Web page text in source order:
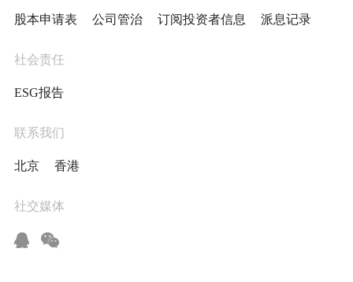
股本申请表 公司管治 订阅投资者信息 派息记录
社会责任
ESG报告
联系我们
北京 香港
社交媒体